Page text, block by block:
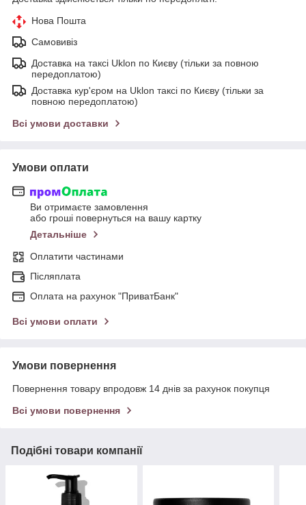
Нова Пошта
Самовивіз
Доставка на таксі Uklon по Києву (тільки за повною
передоплатою)
Доставка кур'єром на Uklon таксі по Києву (тільки за
повною передоплатою)
Всі умови доставки
Умови оплати
Ви отримаєте замовлення
або гроші повернуться на вашу картку
Детальніше
Оплатити частинами
Післяплата
Оплата на рахунок "ПриватБанк"
Всі умови оплати
Умови повернення
Повернення товару впродовж 14 днів за рахунок покупця
Всі умови повернення
Подібні товари компанії